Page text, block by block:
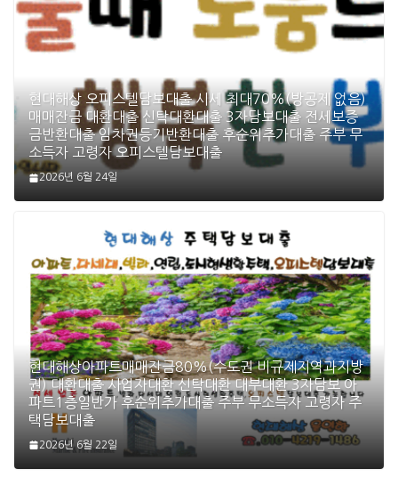
현대해상 오피스텔담보대출 시세 최대70%(방공제 없음)
매매잔금 대환대출 신탁대환대출 3자담보대출 전세보증
금반환대출 임차권등기반환대출 후순위추가대출 주부 무
소득자 고령자 오피스텔담보대출
2026년 6월 24일
현대해상아파트매매잔금80%(수도권 비규제지역과지방
권) 대환대출 사업자대환 신탁대환 대부대환 3자담보 아
파트1층일반가 후순위추가대출 주부 무소득자 고령자 주
택담보대출
2026년 6월 22일